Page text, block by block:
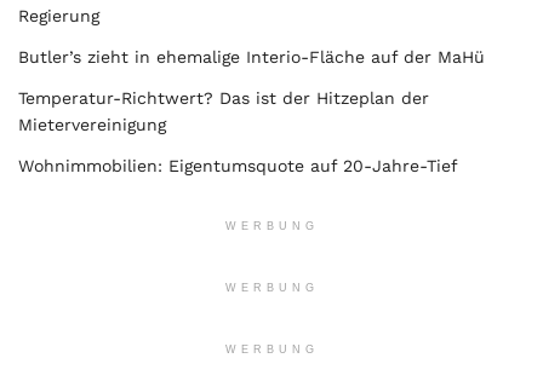
Regierung
Butler’s zieht in ehemalige Interio-Fläche auf der MaHü
Temperatur-Richtwert? Das ist der Hitzeplan der
Mietervereinigung
Wohnimmobilien: Eigentumsquote auf 20-Jahre-Tief
WERBUNG
WERBUNG
WERBUNG